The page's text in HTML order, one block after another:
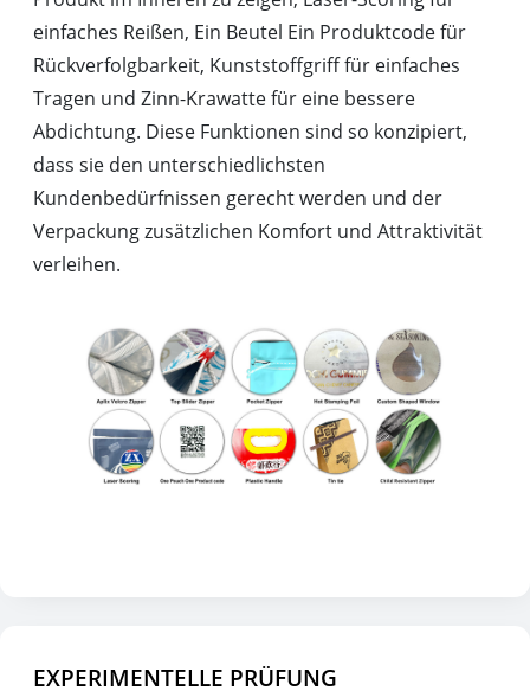
einfaches Reißen, Ein Beutel Ein Produktcode für
Rückverfolgbarkeit, Kunststoffgriff für einfaches
Tragen und Zinn-Krawatte für eine bessere
Abdichtung. Diese Funktionen sind so konzipiert,
dass sie den unterschiedlichsten
Kundenbedürfnissen gerecht werden und der
Verpackung zusätzlichen Komfort und Attraktivität
verleihen.
EXPERIMENTELLE PRÜFUNG